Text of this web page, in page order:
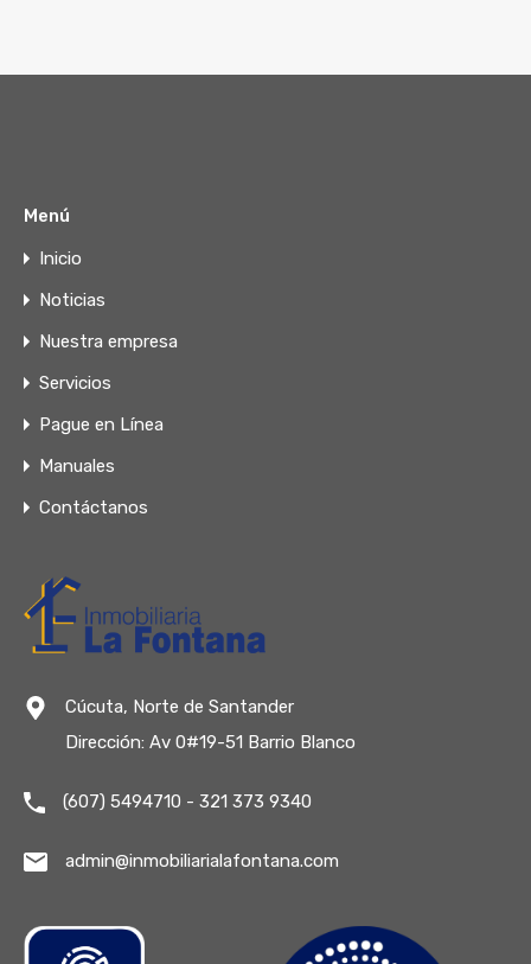
Menú
Inicio
Noticias
Nuestra empresa
Servicios
Pague en Línea
Manuales
Contáctanos
Cúcuta, Norte de Santander
Dirección: Av 0#19-51 Barrio Blanco
(607) 5494710 - 321 373 9340
admin@inmobiliarialafontana.com